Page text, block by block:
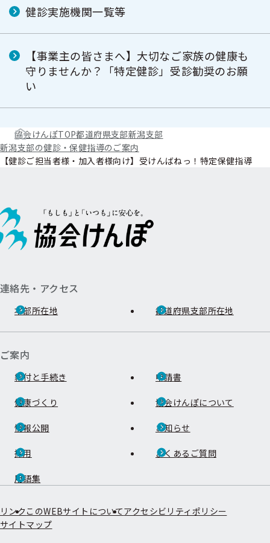
健診実施機関一覧等
【事業主の皆さまへ】大切なご家族の健康も
守りませんか？「特定健診」受診勧奨のお願
い
協会けんぽTOP都道府県支部新潟支部
新潟支部の健診・保健指導のご案内
【健診ご担当者様・加入者様向け】受けんばねっ！特定保健指導
連絡先・アクセス
本部所在地 都道府県支部所在地
ご案内
給付と手続き 申請書
健康づくり 協会けんぽについて
情報公開 お知らせ
採用 よくあるご質問
用語集
リンク このWEBサイトについてアクセシビリティポリシー
サイトマップ